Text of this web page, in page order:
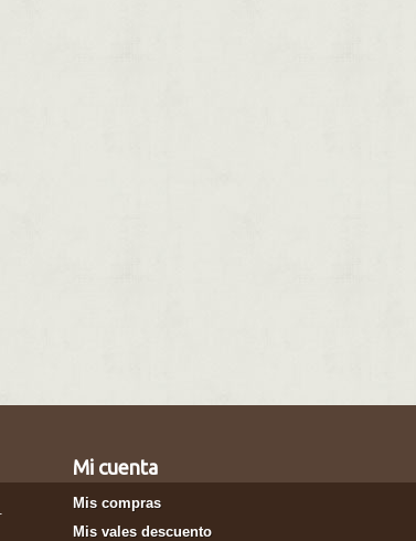
Mi cuenta
Mis compras
Mis vales descuento